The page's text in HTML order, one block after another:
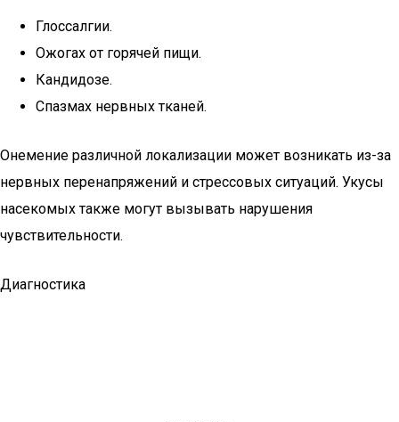
Глоссалгии.
Ожогах от горячей пищи.
Кандидозе.
Спазмах нервных тканей.
Онемение различной локализации может возникать из-за
нервных перенапряжений и стрессовых ситуаций. Укусы
насекомых также могут вызывать нарушения
чувствительности.
Диагностика